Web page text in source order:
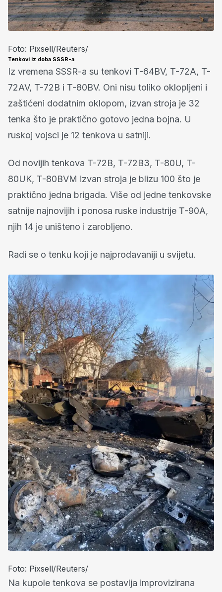
Foto: Pixsell/Reuters/
Tenkovi iz doba SSSR-a
Iz vremena SSSR-a su tenkovi T-64BV, T-72A, T-
72AV, T-72B i T-80BV. Oni nisu toliko oklopljeni i
zaštićeni dodatnim oklopom, izvan stroja je 32
tenka što je praktično gotovo jedna bojna. U
ruskoj vojsci je 12 tenkova u satniji.
Od novijih tenkova T-72B, T-72B3, T-80U, T-
80UK, T-80BVM izvan stroja je blizu 100 što je
praktično jedna brigada. Više od jedne tenkovske
satnije najnovijih i ponosa ruske industrije T-90A,
njih 14 je uništeno i zarobljeno.
Radi se o tenku koji je najprodavaniji u svijetu.
Foto: Pixsell/Reuters/
Na kupole tenkova se postavlja improvizirana